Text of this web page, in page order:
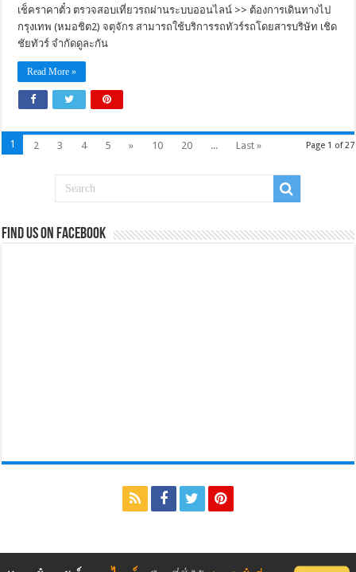
เช็คราคาตั๋ว ตรวจสอบเที่ยวรถผ่านระบบออนไลน์ >> ต้องการเดินทางไป
กรุงเทพ (หมอชิต2) จตุจักร สามารถใช้บริการรถทัวร์รถโดยสารบริษัท เชิด
ชัยทัวร์ จำกัดดูละกัน
Read More »
Page 1 of 27
1 2 3 4 5 » 10 20 ... Last »
Find us on Facebook